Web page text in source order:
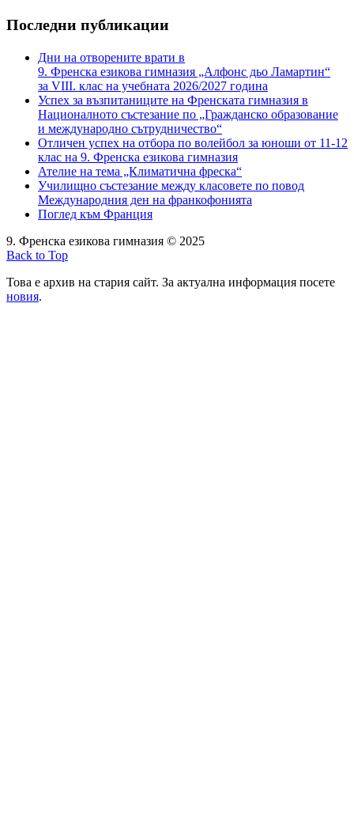
Последни публикации
Дни на отворените врати в
9. Френска езикова гимназия „Алфонс дьо Ламартин“
за VIII. клас на учебната 2026/2027 година
Успех за възпитаниците на Френската гимназия в
Националното състезание по „Гражданско образование
и международно сътрудничество“
Отличен успех на отбора по волейбол за юноши от 11-12
клас на 9. Френска езикова гимназия
Ателие на тема „Климатична фреска“
Училищно състезание между класовете по повод
Международния ден на франкофонията
Поглед към Франция
9. Френска езикова гимназия © 2025
Back to Top
Това е архив на стария сайт. За актуална информация посете
новия.